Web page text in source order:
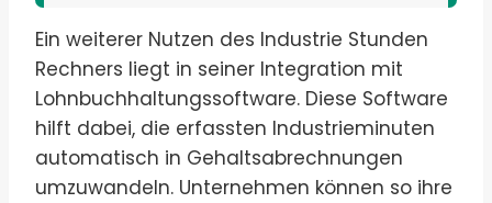
Ein weiterer Nutzen des Industrie Stunden
Rechners liegt in seiner Integration mit
Lohnbuchhaltungssoftware. Diese Software
hilft dabei, die erfassten Industrieminuten
automatisch in Gehaltsabrechnungen
umzuwandeln. Unternehmen können so ihre